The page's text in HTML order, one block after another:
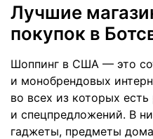
Лучшие
покупок в
Шоппинг в США — это
и монобрендовых
во всех из которых
и спецпредложений. В
гаджеты, предметы